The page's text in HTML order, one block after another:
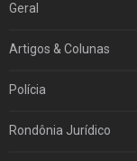
Geral
Artigos & Colunas
Polícia
Rondônia Jurídico